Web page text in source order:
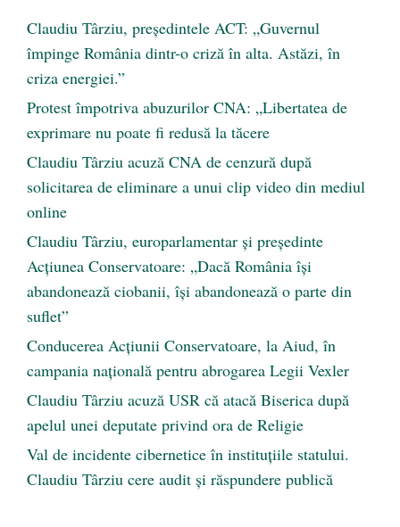
Claudiu Târziu, președintele ACT: „Guvernul
împinge România dintr-o criză în alta. Astăzi, în
criza energiei.”
Protest împotriva abuzurilor CNA: „Libertatea de
exprimare nu poate fi redusă la tăcere
Claudiu Târziu acuză CNA de cenzură după
solicitarea de eliminare a unui clip video din mediul
online
Claudiu Târziu, europarlamentar și președinte
Acțiunea Conservatoare: „Dacă România își
abandonează ciobanii, își abandonează o parte din
suflet”
Conducerea Acțiunii Conservatoare, la Aiud, în
campania națională pentru abrogarea Legii Vexler
Claudiu Târziu acuză USR că atacă Biserica după
apelul unei deputate privind ora de Religie
Val de incidente cibernetice în instituțiile statului.
Claudiu Târziu cere audit și răspundere publică